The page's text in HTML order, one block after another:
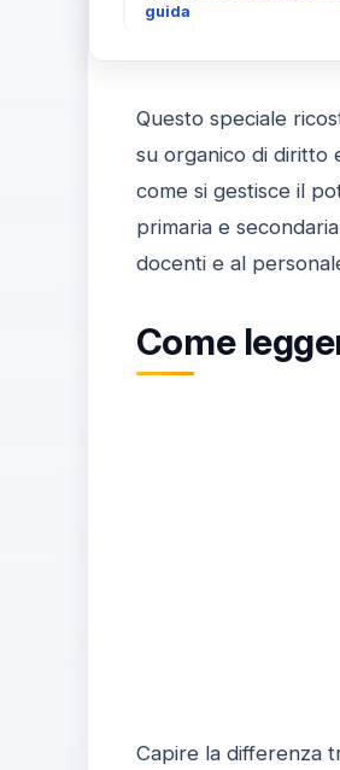
guida
Questo speciale
su organico di diritto
come si gestisce il
primaria e
docenti e al
Come
Capire la differenza